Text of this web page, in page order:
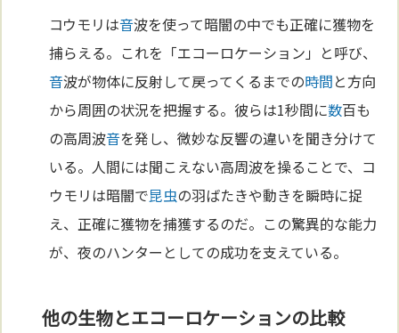
コウモリは音波を使って暗闇の中でも正確に獲物を
捕らえる。これを「エコーロケーション」と呼び、
音波が物体に反射して戻ってくるまでの時間と方向
から周囲の状況を把握する。彼らは1秒間に数百も
の高周波音を発し、微妙な反響の違いを聞き分けて
いる。人間には聞こえない高周波を操ることで、コ
ウモリは暗闇で昆虫の羽ばたきや動きを瞬時に捉
え、正確に獲物を捕獲するのだ。この驚異的な能力
が、夜のハンターとしての成功を支えている。
他の生物とエコーロケーションの比較